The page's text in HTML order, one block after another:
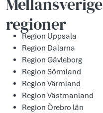
regioner
Region Uppsala
Region Dalarna
Region Gävleborg
Region Sörmland
Region Värmland
Region Västmanland
Region Örebro län